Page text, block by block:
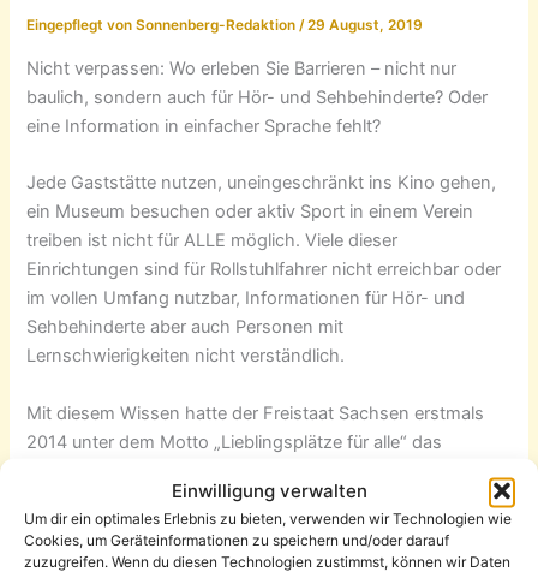
Einwilligung verwalten
Um dir ein optimales Erlebnis zu bieten, verwenden wir Technologien wie
Cookies, um Geräteinformationen zu speichern und/oder darauf
zuzugreifen. Wenn du diesen Technologien zustimmst, können wir Daten
Eingepflegt von Sonnenberg-Redaktion/29 August, 2019
Nicht verpassen: Wo erleben Sie Barrieren – nicht nur
baulich, sondern auch für Hör- und Sehbehinderte? Oder
eine Information in einfacher Sprache fehlt?
Jede Gaststätte nutzen, uneingeschränkt ins Kino gehen,
ein Museum besuchen oder aktiv Sport in einem Verein
treiben ist nicht für ALLE möglich. Viele dieser
Einrichtungen sind für Rollstuhlfahrer nicht erreichbar oder
im vollen Umfang nutzbar, Informationen für Hör- und
Sehbehinderte aber auch Personen mit
Lernschwierigkeiten nicht verständlich.
Mit diesem Wissen hatte der Freistaat Sachsen erstmals
2014 unter dem Motto „Lieblingsplätze für alle“ das
Fördersumme von insgesamt 3 Millionen Euro aufgelegt. Es
soll Menschen mit Handicap den Zugang erleichtern und
beispielhaft genannte Einrichtungen zu ihren